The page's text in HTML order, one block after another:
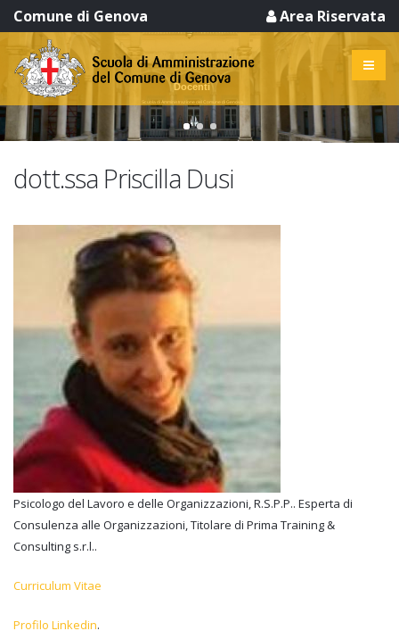
Comune di Genova Area Riservata
dott.ssa Priscilla Dusi
Psicologo del Lavoro e delle Organizzazioni, R.S.P.P.. Esperta di
Consulenza alle Organizzazioni, Titolare di Prima Training &
Consulting s.r.l..
Curriculum Vitae
Profilo Linkedin.